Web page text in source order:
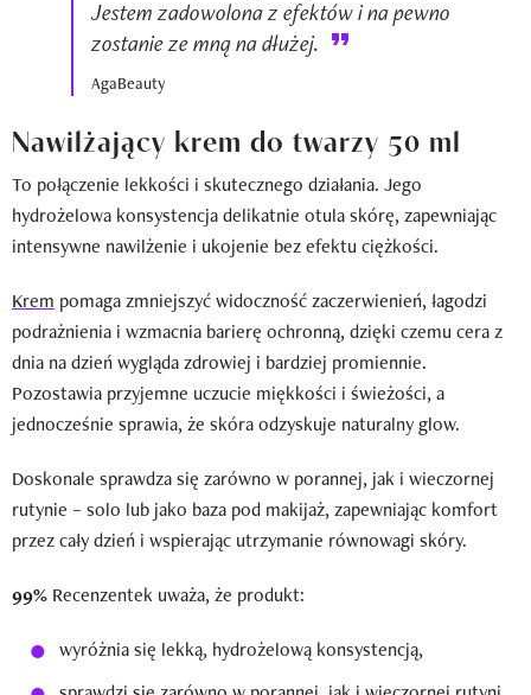
Jestem zadowolona z efektów i na pewno
zostanie ze mną na dłużej.
AgaBeauty
Nawilżający krem do twarzy 50 ml
To połączenie lekkości i skutecznego działania. Jego
hydrożelowa konsystencja delikatnie otula skórę, zapewniając
intensywne nawilżenie i ukojenie bez efektu ciężkości.
Krem pomaga zmniejszyć widoczność zaczerwienień, łagodzi
podrażnienia i wzmacnia barierę ochronną, dzięki czemu cera z
dnia na dzień wygląda zdrowiej i bardziej promiennie.
Pozostawia przyjemne uczucie miękkości i świeżości, a
jednocześnie sprawia, że skóra odzyskuje naturalny glow.
Doskonale sprawdza się zarówno w porannej, jak i wieczornej
rutynie – solo lub jako baza pod makijaż, zapewniając komfort
przez cały dzień i wspierając utrzymanie równowagi skóry.
99% Recenzentek uważa, że produkt:
wyróżnia się lekką, hydrożelową konsystencją,